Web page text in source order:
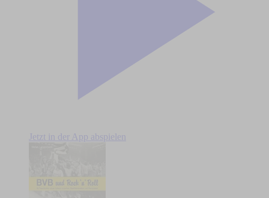
Jetzt in der App abspielen